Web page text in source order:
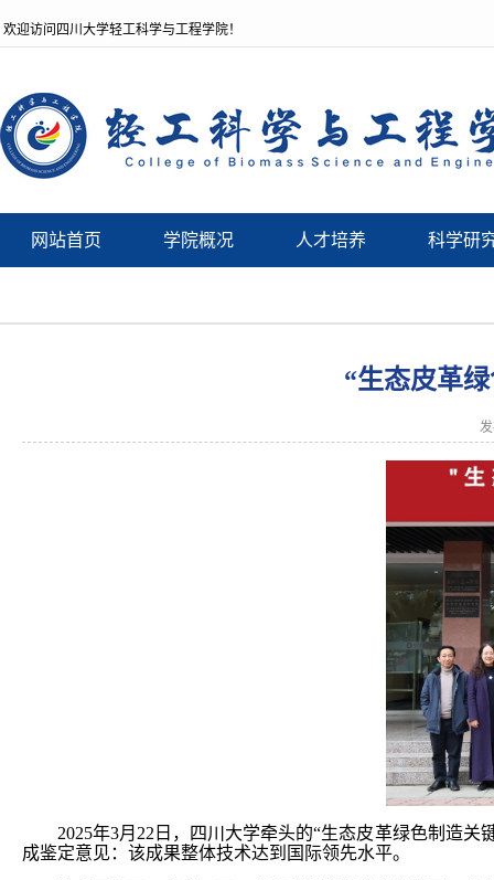
欢迎访问四川大学轻工科学与工程学院！
网站首页 学院概况 人才培养 科学研
“生态皮革
2025年3月22日，四川大学牵头的“生态皮革绿色制造
成鉴定意见：该成果整体技术达到国际领先水平。